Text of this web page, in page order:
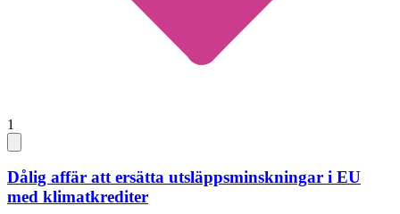
1
Dålig affär att ersätta utsläppsminskningar i EU
med klimatkrediter